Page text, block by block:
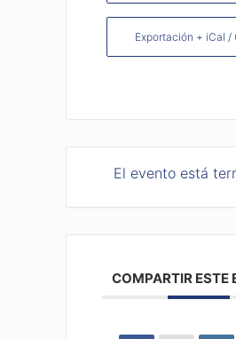
Exportación + iCal /
El evento está
COMPARTIR ESTE